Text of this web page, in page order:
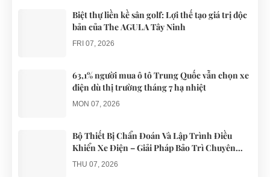
Biệt thự liền kề sân golf: Lợi thế tạo giá trị độc
bản của The AGULA Tây Ninh
FRI 07, 2026
63,1% người mua ô tô Trung Quốc vẫn chọn xe
điện dù thị trường tháng 7 hạ nhiệt
MON 07, 2026
Bộ Thiết Bị Chẩn Đoán Và Lập Trình Điều
Khiển Xe Điện – Giải Pháp Bảo Trì Chuyên
Nghiệp
THU 07, 2026